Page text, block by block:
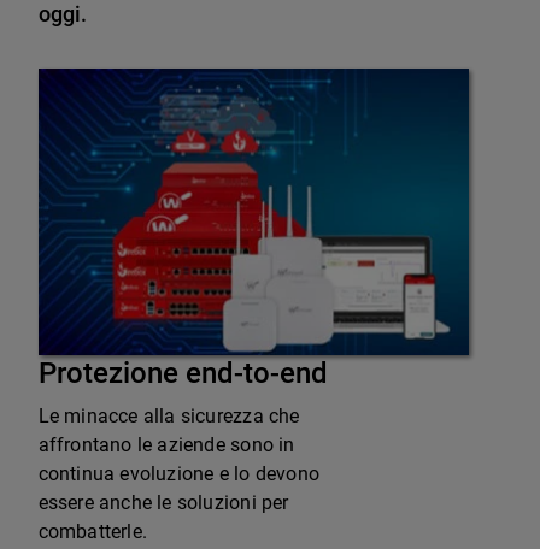
oggi.
Protezione end-to-end
Le minacce alla sicurezza che
affrontano le aziende sono in
continua evoluzione e lo devono
essere anche le soluzioni per
combatterle.